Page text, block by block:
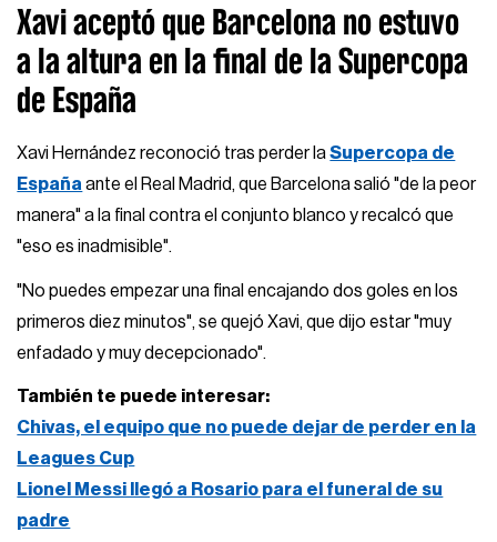
Xavi aceptó que Barcelona no estuvo
a la altura en la final de la Supercopa
de España
Xavi Hernández reconoció tras perder laSupercopa de
Españaante el Real Madrid, que Barcelona salió "de la peor
manera" a la final contra el conjunto blanco y recalcó que
"eso es inadmisible".
"No puedes empezar una final encajando dos goles en los
primeros diez minutos", se quejó Xavi, que dijo estar "muy
enfadado y muy decepcionado".
También te puede interesar:
Chivas, el equipo que no puede dejar de perder en la
Leagues Cup
Lionel Messi llegó a Rosario para el funeral de su
padre